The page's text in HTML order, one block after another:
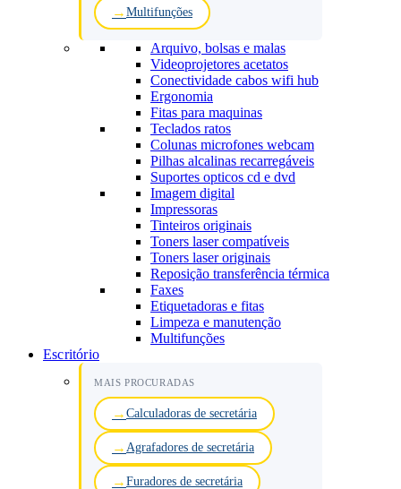
Multifunções
Arquivo, bolsas e malas
Videoprojetores acetatos
Conectividade cabos wifi hub
Ergonomia
Fitas para maquinas
Teclados ratos
Colunas microfones webcam
Pilhas alcalinas recarregáveis
Suportes opticos cd e dvd
Imagem digital
Impressoras
Tinteiros originais
Toners laser compatíveis
Toners laser originais
Reposição transferência térmica
Faxes
Etiquetadoras e fitas
Limpeza e manutenção
Multifunções
Escritório
MAIS PROCURADAS
Calculadoras de secretária
Agrafadores de secretária
Furadores de secretária